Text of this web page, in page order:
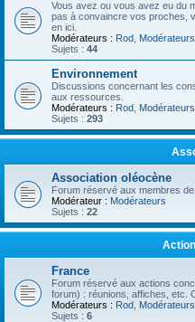
Vous avez ou vous avez eu du
pas à convaincre vos proches,
en ici.
Modérateurs : Rod Modérateurs
Sujets : 44
Environnement
Discussions concernant les
aux ressources.
Modérateurs : Rod Modérateurs
Sujets : 293
Association oléocène
Forum réservé aux membres
Modérateur : Modérateurs
Sujets : 22
France
Forum réservé aux actions
forum) : réunions, affiches, etc.
Modérateurs : Rod Modérateurs
Sujets : 6